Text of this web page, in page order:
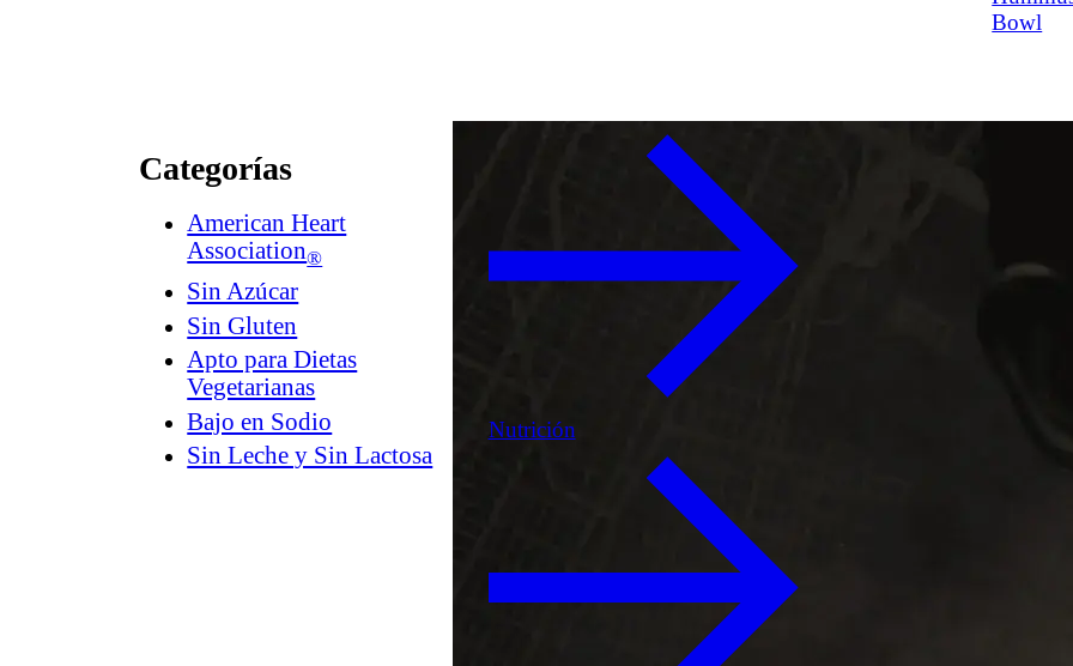
Bowl
Categorías
American Heart
Association®
Sin Azúcar
Sin Gluten
Apto para Dietas
Vegetarianas
Bajo en Sodio
Sin Leche y Sin Lactosa
Nutrición